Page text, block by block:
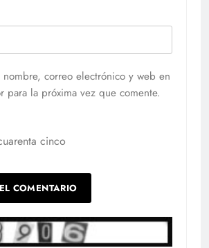
correo electrónico y web en
para la próxima vez que comente.
cinco